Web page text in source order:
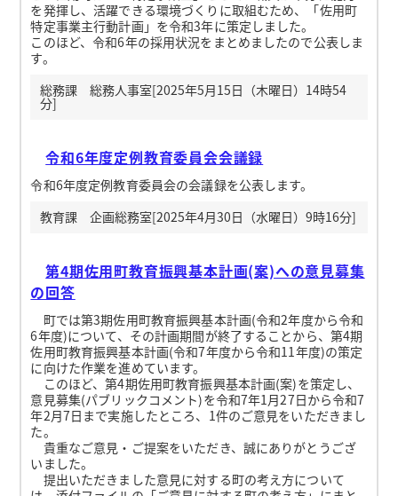
を発揮し、活躍できる環境づくりに取組むため、「佐用町
特定事業主行動計画」を令和3年に策定しました。
このほど、令和6年の採用状況をまとめましたので公表しま
す。
総務課 総務人事室[2025年5月15日（木曜日）14時54
分]
令和6年度定例教育委員会会議録
令和6年度定例教育委員会の会議録を公表します。
教育課 企画総務室[2025年4月30日（水曜日）9時16分]
第4期佐用町教育振興基本計画(案)への意見募集
の回答
町では第3期佐用町教育振興基本計画(令和2年度から令和
6年度)について、その計画期間が終了することから、第4期
佐用町教育振興基本計画(令和7年度から令和11年度)の策定
に向けた作業を進めています。
このほど、第4期佐用町教育振興基本計画(案)を策定し、
意見募集(パブリックコメント)を令和7年1月27日から令和7
年2月7日まで実施したところ、1件のご意見をいただきまし
た。
貴重なご意見・ご提案をいただき、誠にありがとうござ
いました。
提出いただきました意見に対する町の考え方について